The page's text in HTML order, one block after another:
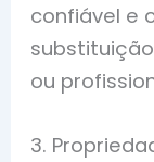
confiável e
ou
3.